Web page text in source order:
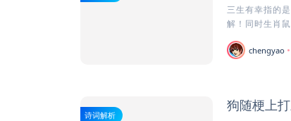
三生有幸指的
解！同时生肖
chengyao
诗词解析
狗随梗上